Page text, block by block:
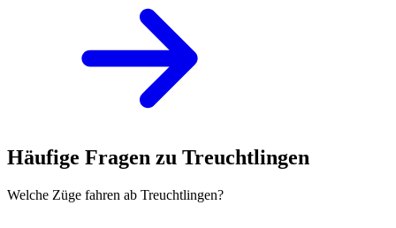
Häufige Fragen zu Treuchtlingen
Welche Züge fahren ab Treuchtlingen?